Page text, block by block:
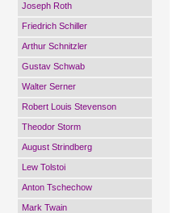
Joseph Roth
Friedrich Schiller
Arthur Schnitzler
Gustav Schwab
Walter Serner
Robert Louis Stevenson
Theodor Storm
August Strindberg
Lew Tolstoi
Anton Tschechow
Mark Twain